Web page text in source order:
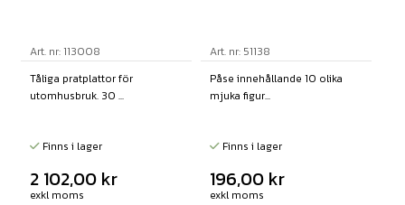
Art. nr: 113008
Tåliga pratplattor för
utomhusbruk. 30 ...
Finns i lager
2 102,00 kr
exkl moms
Art. nr: 51138
Påse innehållande 10 olika
mjuka figur...
Finns i lager
196,00 kr
exkl moms